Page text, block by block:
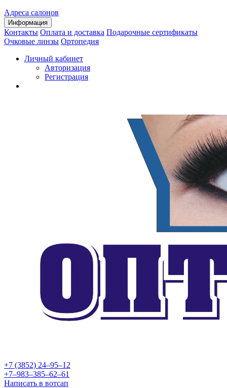
Адреса салонов
Информация
Контакты Оплата и доставка Подарочные сертификаты
Очковые линзы Ортопедия
Личный кабинет
Авторизация
Регистрация
+7 (3852) 24‒95‒12
+7‒983‒385‒62‒61
Написать в вотсап